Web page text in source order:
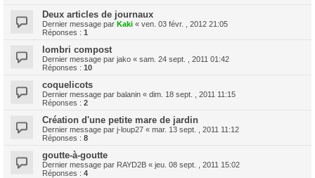
Deux articles de journaux
Dernier message par Kaki « ven. 03 févr. , 2012 21:05
Réponses : 1
lombri compost
Dernier message par jako « sam. 24 sept. , 2011 01:42
Réponses : 10
coquelicots
Dernier message par balanin « dim. 18 sept. , 2011 11:15
Réponses : 2
Création d'une petite mare de jardin
Dernier message par j-loup27 « mar. 13 sept. , 2011 11:12
Réponses : 8
goutte-à-goutte
Dernier message par RAYD2B « jeu. 08 sept. , 2011 15:02
Réponses : 4